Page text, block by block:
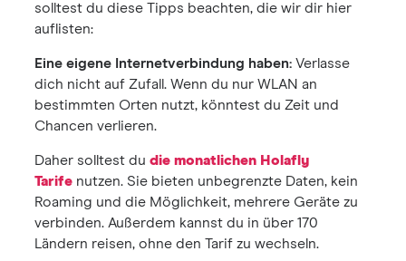
solltest du diese Tipps beachten, die wir dir hier
auflisten:
Eine eigene Internetverbindung haben: Verlasse
dich nicht auf Zufall. Wenn du nur WLAN an
bestimmten Orten nutzt, könntest du Zeit und
Chancen verlieren.
Daher solltest dudie monatlichen Holafly
Tarife nutzen. Sie bieten unbegrenzte Daten, kein
Roaming und die Möglichkeit, mehrere Geräte zu
verbinden. Außerdem kannst du in über 170
Ländern reisen, ohne den Tarif zu wechseln.